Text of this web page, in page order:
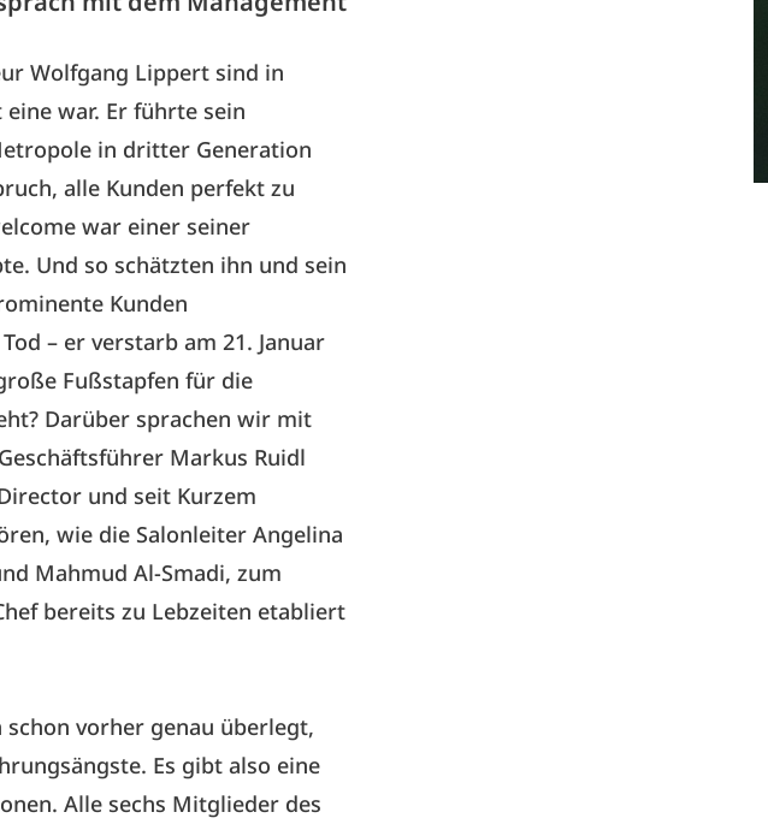
Wolfgang Lippert sind in
war. Er führte sein
in dritter Generation
alle Kunden perfekt zu
war einer seiner
Und so schätzten ihn und sein
Kunden
– er verstarb am 21. Januar
Fußstapfen für die
Darüber spra­chen wir mit
Markus Ruidl
und seit Kurzem
wie die Salonleiter Angelina
Mahmud Al-Smadi, zum
bereits zu Lebzeiten etabliert
vorher genau überlegt,
Es gibt also eine
Alle sechs Mitglieder des